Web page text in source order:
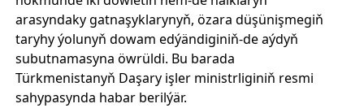
arasyndaky gatnaşyklarynyň, özara düşünişmegiň
taryhy ýolunyň dowam edýändiginiň-de aýdyň
subutnamasyna öwrüldi. Bu barada
Türkmenistanyň Daşary işler ministrliginiň resmi
sahypasynda habar berilýär.